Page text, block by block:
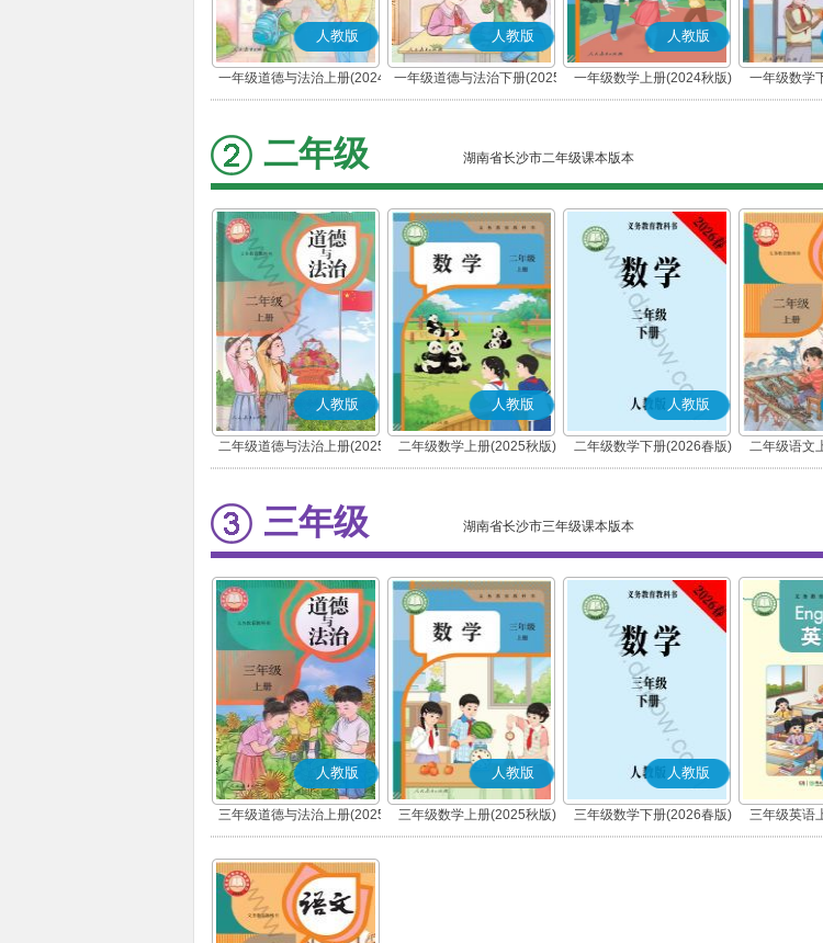
人教版
一年级道德与法治上册(2024
秋版)(部编版)
人教版
一年级道德与法治下册(2025
春版)(部编版)
人教版
一年级数学上册(2024秋版) 一年级数学
二年级 湖南省长沙市二年级课本版本
人教版
二年级道德与法治上册(2025
秋版)(部编版)
人教版
二年级数学上册(2025秋版)
人教版
二年级数学下册(2026春版)
二年级语文
(
三年级 湖南省长沙市三年级课本版本
人教版
三年级道德与法治上册(2025
秋版)(部编版)
人教版
三年级数学上册(2025秋版)
人教版
三年级数学下册(2026春版) 三年级英语